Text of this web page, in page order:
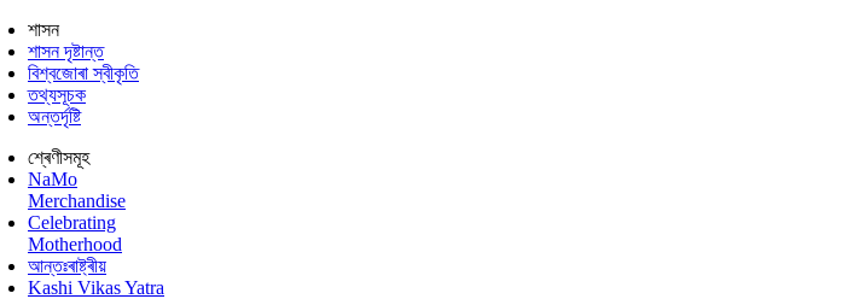
শাসন
শাসন দৃষ্টান্ত
বিশ্বজোৰা স্বীকৃতি
তথ্যসূচক
অন্তৰ্দৃষ্টি
শ্ৰেণীসমূহ
NaMo
Merchandise
Celebrating
Motherhood
আন্তঃৰাষ্ট্ৰীয়
Kashi Vikas Yatra